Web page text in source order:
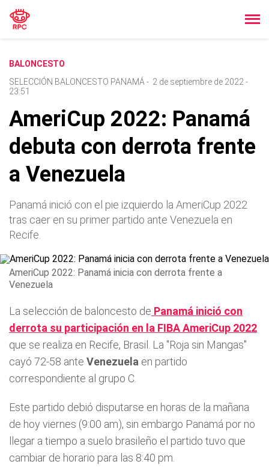
BALONCESTO
SELECCIÓN BALONCESTO PANAMÁ - 2 de septiembre de 2022 -
23:51
AmeriCup 2022: Panamá
debuta con derrota frente
a Venezuela
Panamá inició con el pie izquierdo la AmeriCup 2022
tras caer en su primer partido ante Venezuela en
Recife.
AmeriCup 2022: Panamá inicia con derrota frente a
Venezuela
La selección de baloncesto de Panamá inició con
derrota su participación en la FIBAAmeriCup 2022
que se realiza en Recife, Brasil. La "Roja sin Mangas"
cayó 72-58 ante Venezuela en partido
correspondiente al grupo C.
Este partido debió disputarse en horas de la mañana
de hoy viernes (9:00 am), sin embargo Panamá por no
llegar a tiempo a suelo brasileño el partido tuvo que
cambiar de horario para las 8:40 pm.